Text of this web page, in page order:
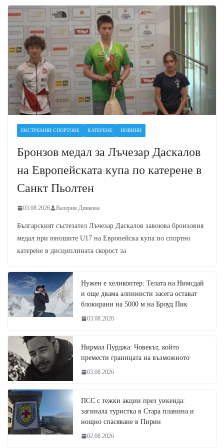
ЕКСТРЕМНИ СПОРТОВЕ КАТЕРЕНЕ НОВИНИ
Бронзов медал за Лъчезар Даскалов
на Европейската купа по катерене в
Санкт Пьолтен
03.08.2026 Валерия Динкова
Българският състезател Лъчезар Даскалов завоюва бронзовия
медал при юношите U17 на Европейска купа по спортно
катерене в дисциплината скорост за
Нужен е хеликоптер: Телата на Нимсдай
и още двама алпинисти засега остават
блокирани на 5000 м на Броуд Пик
03.08.2026
Нирмал Пурджа: Човекът, който
премести границата на възможното
03.08.2026
ПСС с тежки акции през уикенда:
загинала туристка в Стара планина и
нощно спасяване в Пирин
02.08.2026